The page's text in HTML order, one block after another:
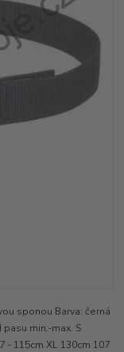
sponou Barva: černá
min.-max. S
- 115cm XL 130cm 107